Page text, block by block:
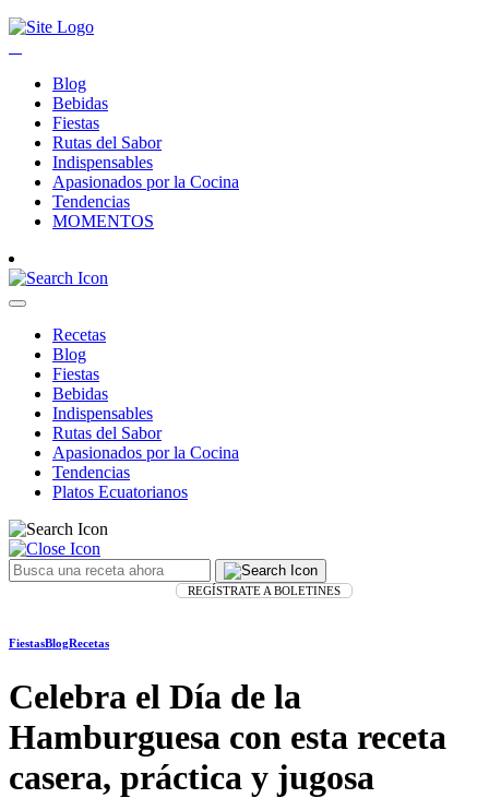
Blog
Bebidas
Fiestas
Rutas del Sabor
Indispensables
Apasionados por la Cocina
Tendencias
MOMENTOS
Recetas
Blog
Fiestas
Bebidas
Indispensables
Rutas del Sabor
Apasionados por la Cocina
Tendencias
Platos Ecuatorianos
REGÍSTRATE A BOLETINES
FiestasBlogRecetas
Celebra el Día de la
Hamburguesa con esta receta
casera, práctica y jugosa